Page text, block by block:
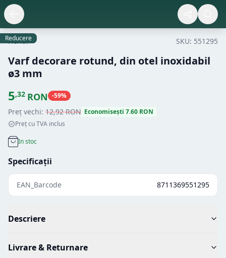
Reducere
Hendi SKU: 551295
Varf decorare rotund, din otel inoxidabil
ø3 mm
5,32 RON -59%
Preț vechi: 12,92RON Economisești 7.60 RON
Preț cu TVA inclus
In stoc
Specificații
EAN_Barcode 8711369551295
Descriere
Livrare & Returnare